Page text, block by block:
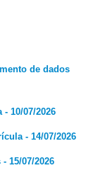
de dados
10/07/2026
- 14/07/2026
15/07/2026